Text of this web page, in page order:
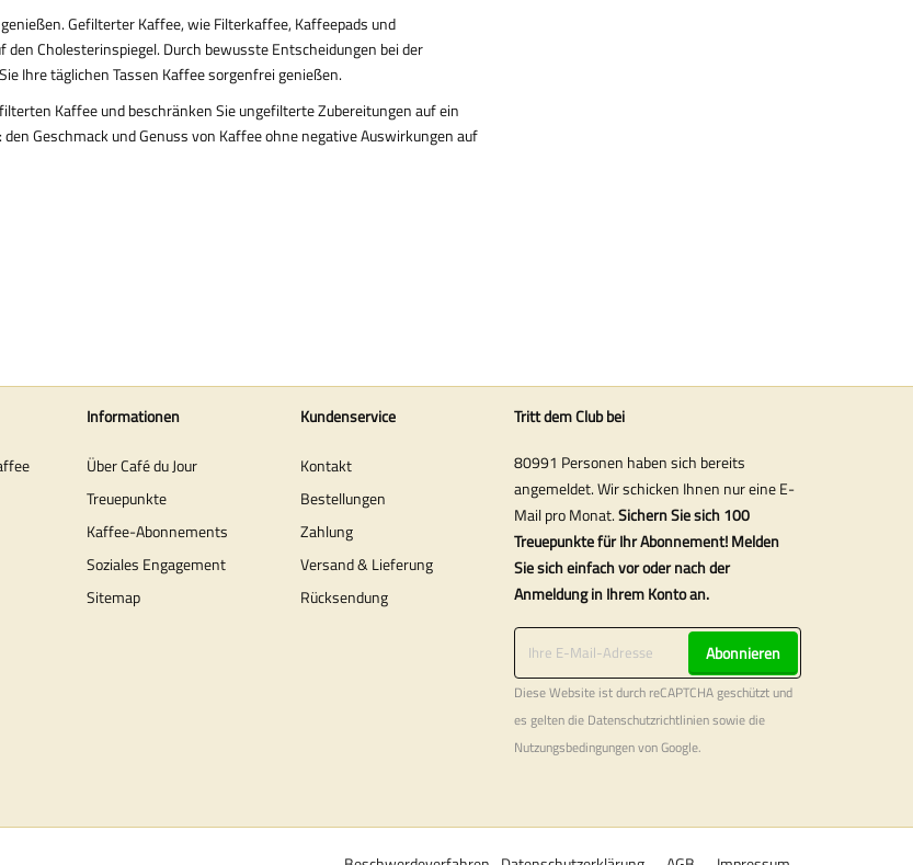
Gefilterter Kaffee, wie Filterkaffee, Kaffeepads und
Cholesterinspiegel. Durch bewusste Entscheidungen bei der
Ihre täglichen Tassen Kaffee sorgenfrei genießen.
Kaffee und beschränken Sie ungefilterte Zubereitungen auf ein
Geschmack und Genuss von Kaffee ohne negative Auswirkungen auf
Informationen
Über Café du Jour
Treuepunkte
Kaffee-Abonnements
Soziales Engagement
Sitemap
Kundenservice
Kontakt
Bestellungen
Zahlung
Versand & Lieferung
Rücksendung
Tritt dem Club bei
80991 Personen haben sich bereits
angemeldet. Wir schicken Ihnen nur eine E-
Mail pro Monat.Sichern Sie sich 100
Treuepunkte für Ihr Abonnement! Melden
Sie sich einfach vor oder nach der
Anmeldung in Ihrem Konto an.
Abonnieren
Diese Website ist durch reCAPTCHA geschützt und
es gelten die Datenschutzrichtliniensowie die
Nutzungsbedingungenvon Google.